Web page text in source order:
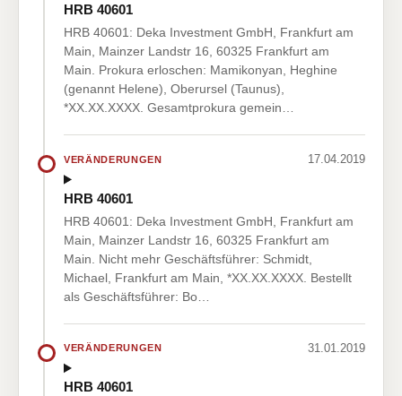
HRB 40601
HRB 40601: Deka Investment GmbH, Frankfurt am
Main, Mainzer Landstr 16, 60325 Frankfurt am
Main. Prokura erloschen: Mamikonyan, Heghine
(genannt Helene), Oberursel (Taunus),
*XX.XX.XXXX. Gesamtprokura gemein…
VERÄNDERUNGEN 17.04.2019
HRB 40601
HRB 40601: Deka Investment GmbH, Frankfurt am
Main, Mainzer Landstr 16, 60325 Frankfurt am
Main. Nicht mehr Geschäftsführer: Schmidt,
Michael, Frankfurt am Main, *XX.XX.XXXX. Bestellt
als Geschäftsführer: Bo…
VERÄNDERUNGEN 31.01.2019
HRB 40601